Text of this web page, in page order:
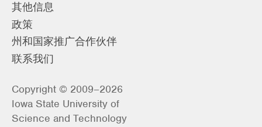
其他信息
政策
州和国家推广合作伙伴
联系我们
Copyright © 2009–2026
Iowa State University of
Science and Technology